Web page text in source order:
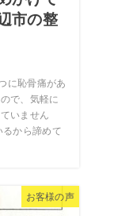
市の整
に恥骨痛があ
で、気軽に
いません
るから諦めて
お客様の声